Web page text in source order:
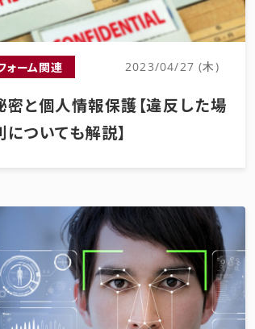
ォーム関連 2023/04/27 (木)
と個人情報保護【違反した場
ついても解説】